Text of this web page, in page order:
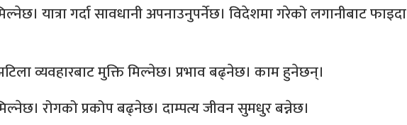
यात्रा गर्दा सावधानी अपनाउनुपर्नेछ। विदेशमा गरेको लगानीबाट फाइदा
व्यवहारबाट मुक्ति मिल्नेछ। प्रभाव बढ्नेछ। काम हुनेछन्।
रोगको प्रकोप बढ्नेछ। दाम्पत्य जीवन सुमधुर बन्नेछ।